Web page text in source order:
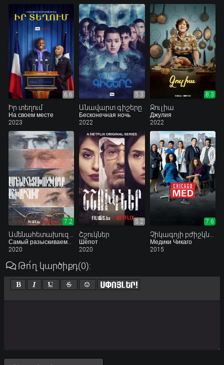
6.6
Իր տեղում
На своем месте
2023
5.3
Անավարտ գիշերը
Бесконечная ночь
2022
8.3
Ջուլիա
Джулия
2022
7.2
Самый разыскиваемый в мире
2020
5.2
Շշուկներ
Шёпот
2020
7.6
Медики Чикаго
2015
Թո՛ղ կարծիքդ(0):